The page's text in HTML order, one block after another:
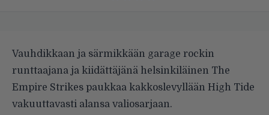
Vauhdikkaan ja särmikkään garage rockin
runttaajana ja kiidättäjänä helsinkiläinen The
Empire Strikes paukkaa kakkoslevyllään High Tide
vakuuttavasti alansa valiosarjaan.